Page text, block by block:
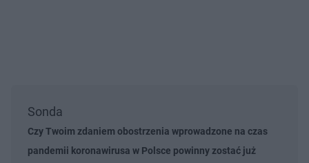
Sonda
Czy Twoim zdaniem obostrzenia wprowadzone na czas
pandemii koronawirusa w Polsce powinny zostać już